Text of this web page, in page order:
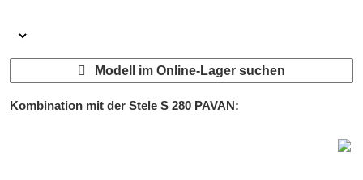
Modell im Online-Lager suchen
Kombination mit der Stele S 280 PAVAN: